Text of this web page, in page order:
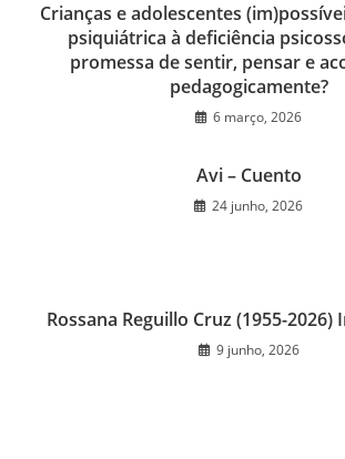
Crianças e adolescentes
psiquiátrica à deficiência
promessa de sentir, pensar e
pedagogicamente?
6 março, 2026
Avi – Cuento
24 junho, 2026
Rossana Reguillo Cruz (1955-
9 junho, 2026